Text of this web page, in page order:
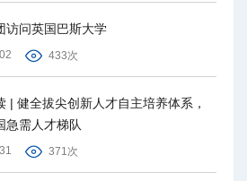
访问英国巴斯大学
433次
| 健全拔尖创新人才自主培养体系，
急需人才梯队
371次